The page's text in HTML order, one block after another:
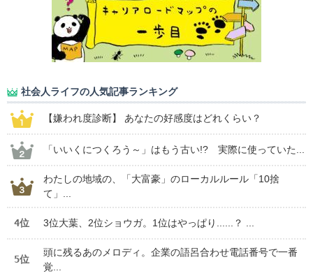
社会人ライフの人気記事ランキング
【嫌われ度診断】 あなたの好感度はどれくらい？
「いいくにつくろう～」はもう古い!? 実際に使っていた...
わたしの地域の、「大富豪」のローカルルール「10捨
て」...
4位 3位大葉、2位ショウガ。1位はやっぱり......？ ...
5位
頭に残るあのメロディ。企業の語呂合わせ電話番号で一番
覚...